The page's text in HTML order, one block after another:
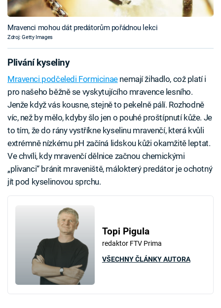
Mravenci mohou dát predátorům pořádnou lekci
Zdroj: Getty Images
Plivání kyseliny
Mravenci podčeledi Formicinaenemají žihadlo, což platí i
pro našeho běžně se vyskytujícího mravence lesního.
Jenže když vás kousne, stejně to pekelně pálí. Rozhodně
víc, než by mělo, kdyby šlo jen o pouhé proštípnutí kůže. Je
to tím, že do rány vystříkne kyselinu mravenčí, která kvůli
extrémně nízkému pH začíná lidskou kůži okamžitě leptat.
Ve chvíli, kdy mravenčí dělnice začnou chemickými
„plivanci“ bránit mraveniště, málokterý predátor je ochotný
jít pod kyselinovou sprchu.
Topi Pigula
redaktor FTV Prima
VŠECHNY ČLÁNKY AUTORA